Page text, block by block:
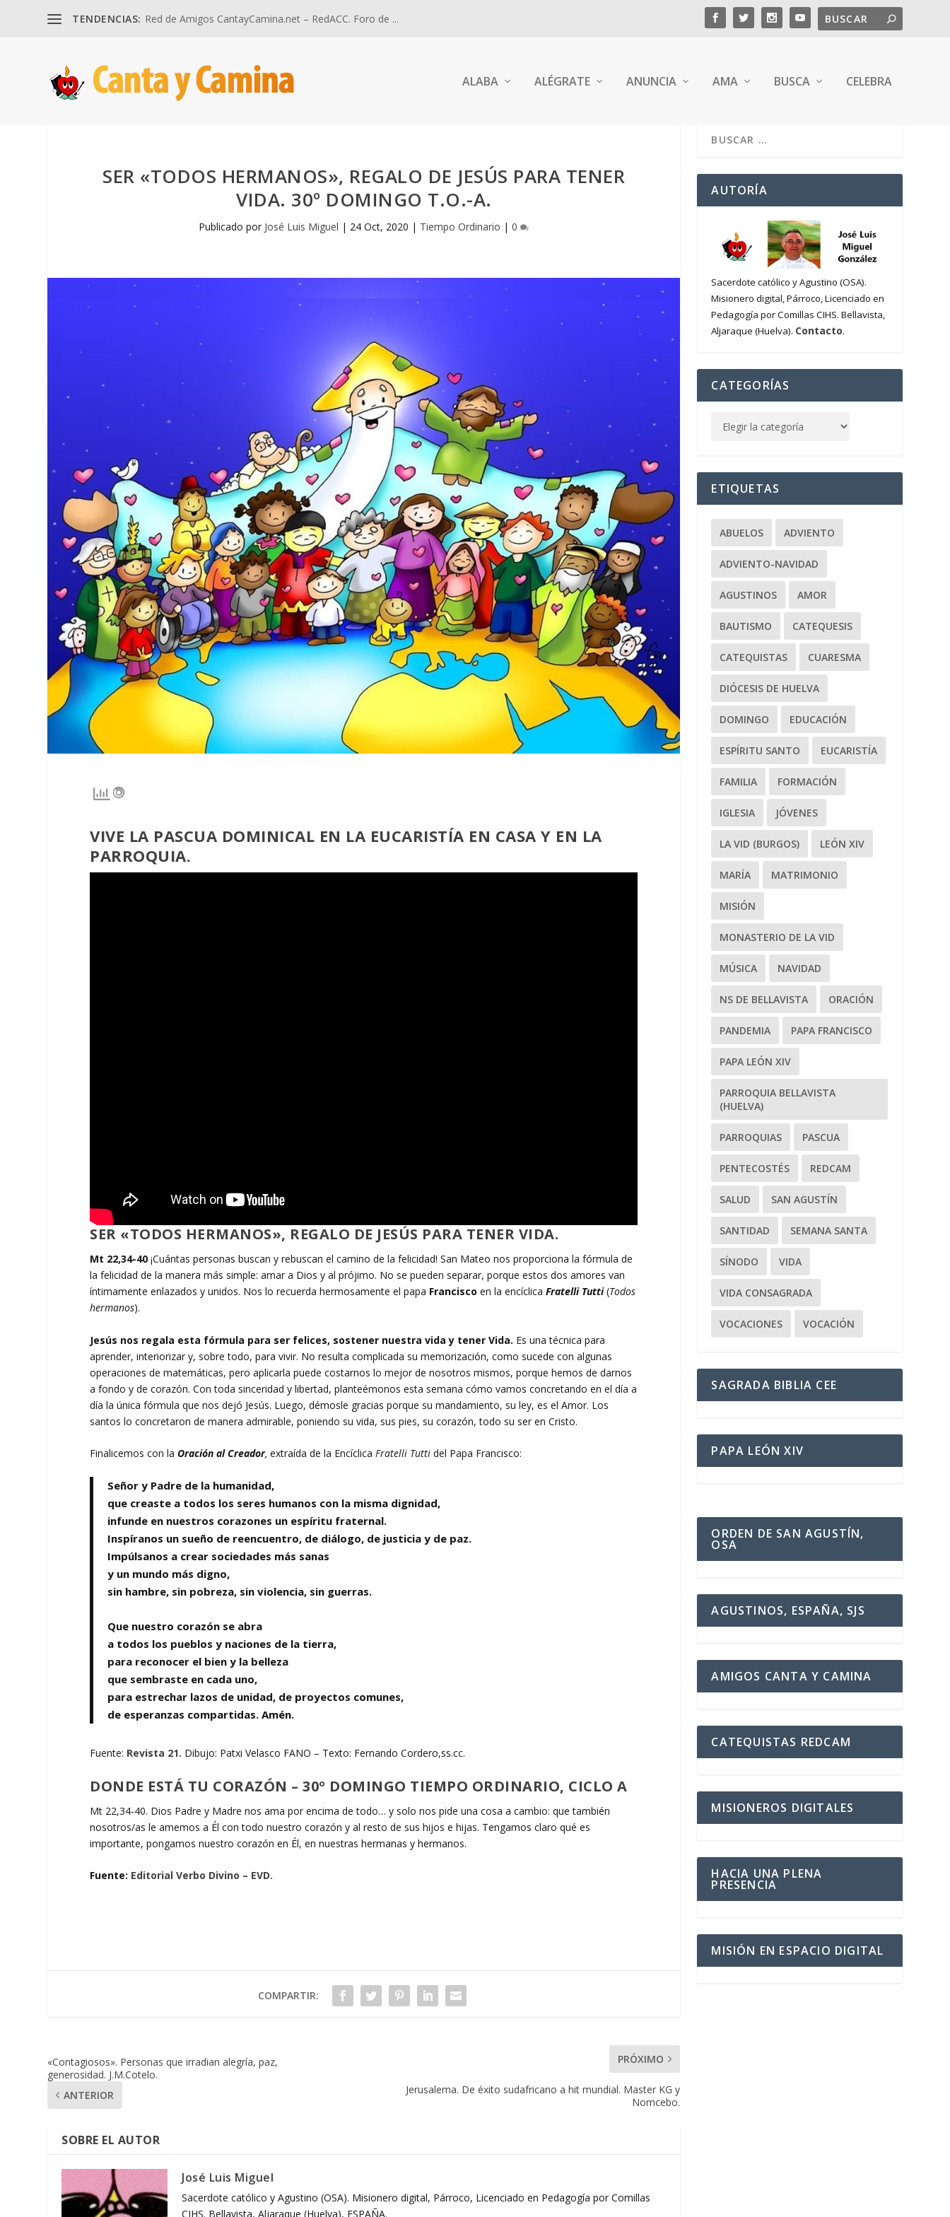
TENDENCIAS: Red de Amigos CantayCamina.net – RedACC. Foro de ...
ALABA ALÉGRATE ANUNCIA AMA BUSCA CELEBRA
SER «TODOS HERMANOS», REGALO DE JESÚS PARA TENER
VIDA. 30º DOMINGO T.O.-A.
Publicado por José Luis Miguel | 24 Oct, 2020 | Tiempo Ordinario |0
VIVE LA PASCUA DOMINICAL EN LA EUCARISTÍA EN CASA Y EN LA
PARROQUIA.
SER «TODOS HERMANOS», REGALO DE JESÚS PARA TENER VIDA.
Mt 22,34-40 ¡Cuántas personas buscan y rebuscan el camino de la felicidad! San Mateo nos proporciona la fórmula de
la felicidad de la manera más simple: amar a Dios y al prójimo. No se pueden separar, porque estos dos amores van
íntimamente enlazados y unidos. Nos lo recuerda hermosamente el papa Francisco en la encíclicaFratelli Tutti(Todos
hermanos).
Jesús nos regala esta fórmula para ser felices, sostener nuestra vida y tener Vida. Es una técnica para
aprender, interiorizar y, sobre todo, para vivir. No resulta complicada su memorización, como sucede con algunas
operaciones de matemáticas, pero aplicarla puede costarnos lo mejor de nosotros mismos, porque hemos de darnos
a fondo y de corazón. Con toda sinceridad y libertad, planteémonos esta semana cómo vamos concretando en el día a
día la única fórmula que nos dejó Jesús. Luego, démosle gracias porque su mandamiento, su ley, es el Amor. Los
santos lo concretaron de manera admirable, poniendo su vida, sus pies, su corazón, todo su ser en Cristo.
Finalicemos con la Oración al Creador,extraída de la Encíclica Fratelli Tuttidel Papa Francisco:
Señor y Padre de la humanidad,
que creaste a todos los seres humanos con la misma dignidad,
infunde en nuestros corazones un espíritu fraternal.
Inspíranos un sueño de reencuentro, de diálogo, de justicia y de paz.
Impúlsanos a crear sociedades más sanas
y un mundo más digno,
sin hambre, sin pobreza, sin violencia, sin guerras.
Que nuestro corazón se abra
a todos los pueblos y naciones de la tierra,
para reconocer el bien y la belleza
que sembraste en cada uno,
para estrechar lazos de unidad, de proyectos comunes,
de esperanzas compartidas. Amén.
Fuente: Revista 21. Dibujo: Patxi Velasco FANO – Texto: Fernando Cordero,ss.cc.
DONDE ESTÁ TU CORAZÓN – 30º DOMINGO TIEMPO ORDINARIO, CICLO A
Mt 22,34-40. Dios Padre y Madre nos ama por encima de todo… y solo nos pide una cosa a cambio: que también
nosotros/as le amemos a Él con todo nuestro corazón y al resto de sus hijos e hijas. Tengamos claro qué es
importante, pongamos nuestro corazón en Él, en nuestras hermanas y hermanos.
Fuente: Editorial Verbo Divino – EVD.
COMPARTIR:
«Contagiosos». Personas que irradian alegría, paz,
generosidad. J.M.Cotelo.
ANTERIOR
PRÓXIMO
Jerusalema. De éxito sudafricano a hit mundial. Master KG y
Nomcebo.
SOBRE EL AUTOR
José Luis Miguel
Sacerdote católico y Agustino (OSA). Misionero digital, Párroco, Licenciado en Pedagogía por Comillas
CIHS. Bellavista, Aljaraque (Huelva), ESPAÑA.
AUTORÍA
Sacerdote católico y Agustino (OSA).
Misionero digital, Párroco, Licenciado en
Pedagogía por Comillas CIHS. Bellavista,
Aljaraque (Huelva). Contacto.
CATEGORÍAS
ETIQUETAS
ABUELOS ADVIENTO
ADVIENTO-NAVIDAD
AGUSTINOS AMOR
BAUTISMO CATEQUESIS
CATEQUISTAS CUARESMA
DIÓCESIS DE HUELVA
DOMINGO EDUCACIÓN
ESPÍRITU SANTO EUCARISTÍA
FAMILIA FORMACIÓN
IGLESIA JÓVENES
LA VID (BURGOS) LEÓN XIV
MARÍA MATRIMONIO
MISIÓN
MONASTERIO DE LA VID
MÚSICA NAVIDAD
NS DE BELLAVISTA ORACIÓN
PANDEMIA PAPA FRANCISCO
PAPA LEÓN XIV
PARROQUIA BELLAVISTA
(HUELVA)
PARROQUIAS PASCUA
PENTECOSTÉS REDCAM
SALUD SAN AGUSTÍN
SANTIDAD SEMANA SANTA
SÍNODO VIDA
VIDA CONSAGRADA
VOCACIONES VOCACIÓN
SAGRADA BIBLIA CEE
PAPA LEÓN XIV
ORDEN DE SAN AGUSTÍN,
OSA
AGUSTINOS, ESPAÑA, SJS
AMIGOS CANTA Y CAMINA
CATEQUISTAS REDCAM
MISIONEROS DIGITALES
HACIA UNA PLENA
PRESENCIA
MISIÓN EN ESPACIO DIGITAL